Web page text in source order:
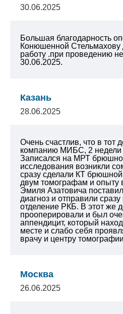
30.06.2025
Большая благодарность
Конюшенной
работу .при проведению
30.06.2025.
Казань
28.06.2025
Очень счастлив, что в тот
компанию МИБС, 2 недели
Записался на МРТ
исследования возникли
сразу сделали КТ
двум томографам и опыту
Эмиля Азатовича
диагноз и отправили сразу
отделение РКБ. В этот же
прооперировали и был
аппендицит, который
месте и слабо себя
врачу и центру
Москва
26.06.2025